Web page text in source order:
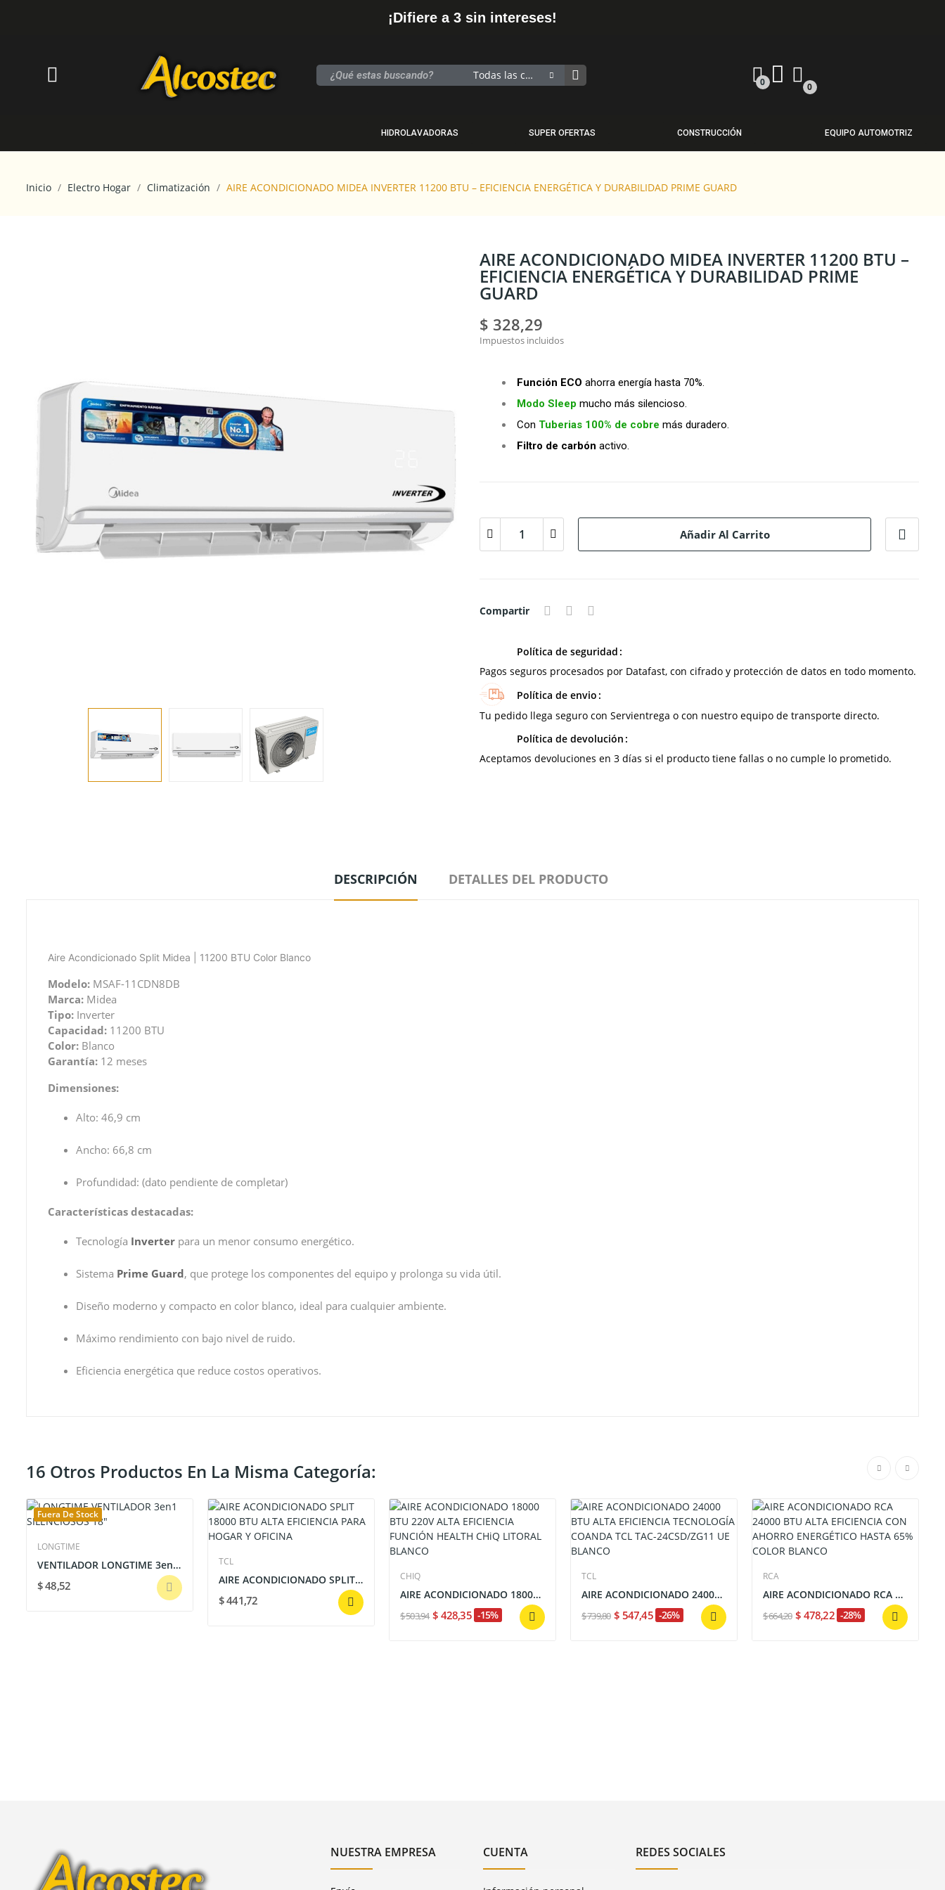
¡Difiere a 3 sin intereses!
Todas las categorias 0 0
HIDROLAVADORAS SUPER OFERTAS CONSTRUCCIÓN EQUIPO AUTOMOTRIZ
Inicio Electro Hogar Climatización AIRE ACONDICIONADO MIDEA INVERTER 11200 BTU – EFICIENCIA ENERGÉTICA Y DURABILIDAD PRIME GUARD
AIRE ACONDICIONADO MIDEA INVERTER 11200 BTU –
EFICIENCIA ENERGÉTICA Y DURABILIDAD PRIME
GUARD
$ 328,29
Impuestos incluidos
Función ECO ahorra energía hasta 70%.
Modo Sleep mucho más silencioso.
Con Tuberias 100% de cobre más duradero.
Filtro de carbón activo.
Añadir Al Carrito
Compartir
Política de seguridad
Pagos seguros procesados por Datafast, con cifrado y protección de datos en todo momento.
Política de envio
Tu pedido llega seguro con Servientrega o con nuestro equipo de transporte directo.
Política de devolución
Aceptamos devoluciones en 3 días si el producto tiene fallas o no cumple lo prometido.
DESCRIPCIÓN DETALLES DEL PRODUCTO
Aire Acondicionado Split Midea | 11200 BTU Color Blanco
Modelo: MSAF-11CDN8DB
Marca: Midea
Tipo: Inverter
Capacidad: 11200 BTU
Color: Blanco
Garantía: 12 meses
Dimensiones:
Alto: 46,9 cm
Ancho: 66,8 cm
Profundidad: (dato pendiente de completar)
Características destacadas:
Tecnología Inverter para un menor consumo energético.
Sistema Prime Guard, que protege los componentes del equipo y prolonga su vida útil.
Diseño moderno y compacto en color blanco, ideal para cualquier ambiente.
Máximo rendimiento con bajo nivel de ruido.
Eficiencia energética que reduce costos operativos.
16 Otros Productos En La Misma Categoría:
Fuera De Stock
LONGTIME
VENTILADOR LONGTIME 3en1 / 18"
$ 48,52
TCL
AIRE ACONDICIONADO SPLIT 18000 BTU ALTA...
$ 441,72
CHIQ
AIRE ACONDICIONADO 18000 BTU 220V ALTA...
$ 503,94 $ 428,35 -15%
TCL
AIRE ACONDICIONADO 24000 BTU ALTA EFICIENCIA...
$ 739,80 $ 547,45 -26%
RCA
AIRE ACONDICIONADO RCA 24000 BTU ALTA...
$ 664,20 $ 478,22 -28%
NUESTRA EMPRESA CUENTA REDES SOCIALES